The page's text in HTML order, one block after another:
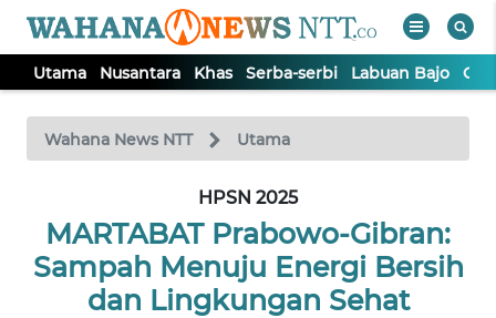
Utama Nusantara Khas Serba-serbi Labuan Bajo
Wahana News NTT Utama
HPSN 2025
MARTABAT Prabowo-Gibran:
Sampah Menuju Energi Bersih
dan Lingkungan Sehat
TV
Tutup
NUSANTARA